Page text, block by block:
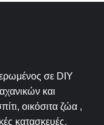
σε DIY
και
οικόσιτα ζώα ,
κατασκευές.